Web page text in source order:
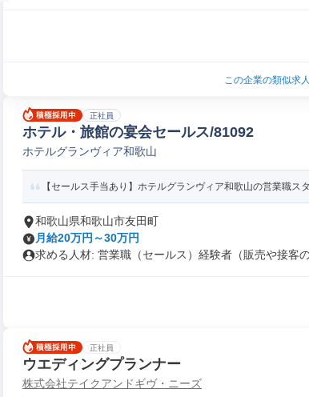
この企業の類似求
正社員
ホテル・旅館の宴会セールス/81092
ホテルグランヴィア和歌山
【セールス手当あり】ホテルグランヴィア和歌山の営業職ス
和歌山県和歌山市友田町
月給20万円～30万円
求める人材: 営業職（セールス）経験者（販売や接客
正社員
ウエディングプランナー
株式会社テイクアンドギヴ・ニーズ